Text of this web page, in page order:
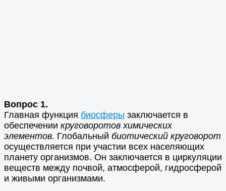
Вопрос 1.
Главная функция биосферы заключается в
обеспечении круговоротов химических
элементов. Глобальный биотический круговорот
осуществляется при участии всех населяющих
планету организмов. Он заключается в циркуляции
веществ между почвой, атмосферой, гидросферой
и живыми организмами.